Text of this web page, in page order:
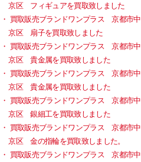
京区 フィギュアを買取致しました
買取販売ブランドワンプラス 京都市中
京区 扇子を買取致しました
買取販売ブランドワンプラス 京都市中
京区 貴金属を買取致しました
買取販売ブランドワンプラス 京都市中
京区 貴金属を買取致しました
買取販売ブランドワンプラス 京都市中
京区 銀細工を買取致しました
買取販売ブランドワンプラス 京都市中
京区 金の指輪を買取致しました。
買取販売ブランドワンプラス 京都市中